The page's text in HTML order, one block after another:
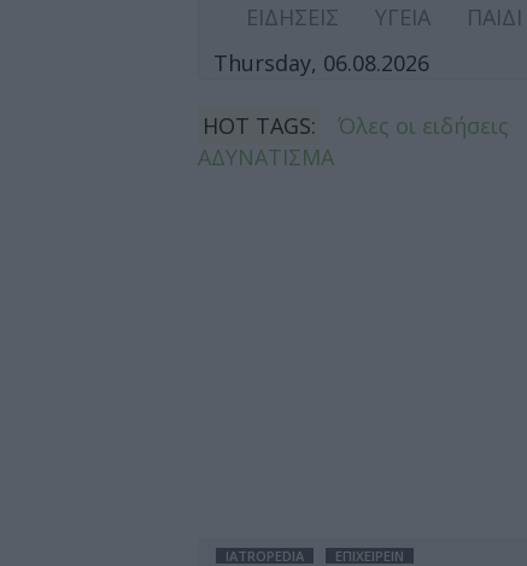
ΕΙΔΗΣΕΙΣ ΥΓΕΙΑ ΠΑΙΔΙ
Thursday, 06.08.2026
HOT TAGS: Όλες οι ειδήσεις
ΑΔΥΝΑΤΙΣΜΑ
IATROPEDIA ΕΠΙΧΕΙΡΕΙΝ